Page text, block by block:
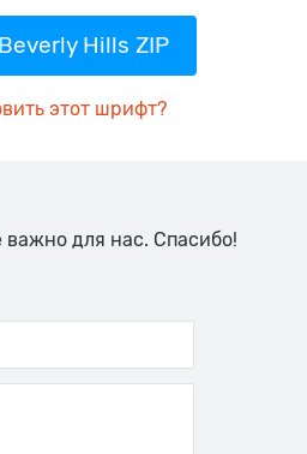
Hills ZIP
этот шрифт?
для нас. Спасибо!